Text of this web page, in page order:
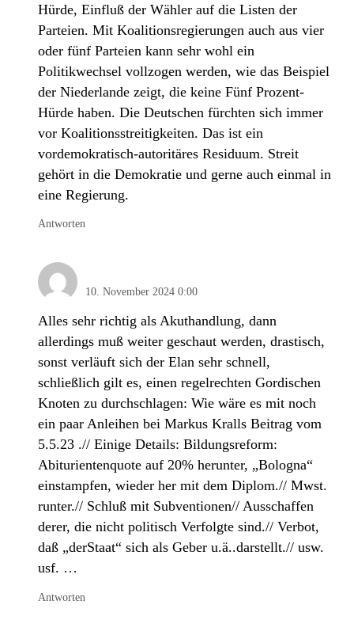
Hürde, Einfluß der Wähler auf die Listen der
Parteien. Mit Koalitionsregierungen auch aus vier
oder fünf Parteien kann sehr wohl ein
Politikwechsel vollzogen werden, wie das Beispiel
der Niederlande zeigt, die keine Fünf Prozent-
Hürde haben. Die Deutschen fürchten sich immer
vor Koalitionsstreitigkeiten. Das ist ein
vordemokratisch-autoritäres Residuum. Streit
gehört in die Demokratie und gerne auch einmal in
eine Regierung.
Antworten
10. November 2024 0:00
Alles sehr richtig als Akuthandlung, dann
allerdings muß weiter geschaut werden, drastisch,
sonst verläuft sich der Elan sehr schnell,
schließlich gilt es, einen regelrechten Gordischen
Knoten zu durchschlagen: Wie wäre es mit noch
ein paar Anleihen bei Markus Kralls Beitrag vom
5.5.23 .// Einige Details: Bildungsreform:
Abiturientenquote auf 20% herunter, „Bologna“
einstampfen, wieder her mit dem Diplom.// Mwst.
runter.// Schluß mit Subventionen// Ausschaffen
derer, die nicht politisch Verfolgte sind.// Verbot,
daß „derStaat“ sich als Geber u.ä..darstellt.// usw.
usf. …
Antworten